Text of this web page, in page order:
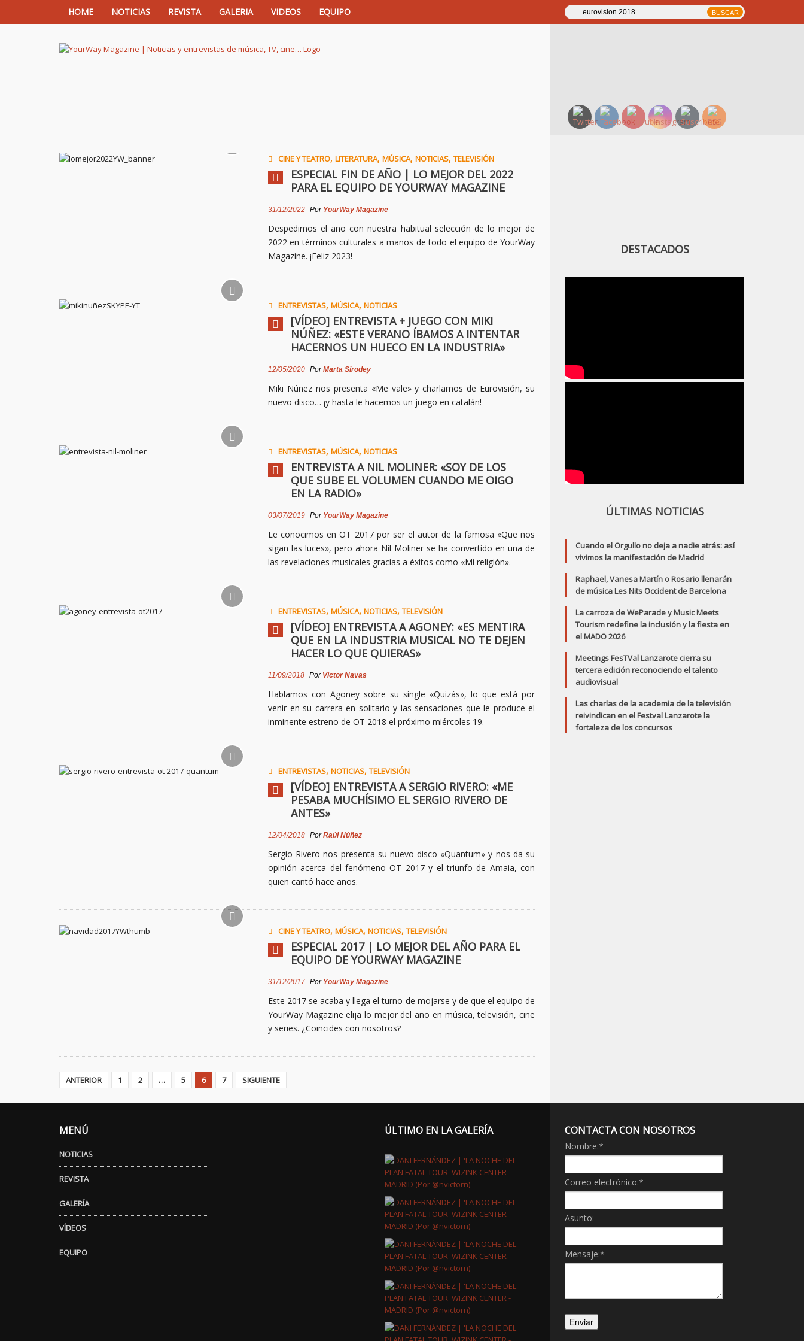
HOME NOTICIAS REVISTA GALERIA VIDEOS EQUIPO
CINE Y TEATRO, LITERATURA, MÚSICA, NOTICIAS, TELEVISIÓN
ESPECIAL FIN DE AÑO | LO MEJOR DEL 2022
PARA EL EQUIPO DE YOURWAY MAGAZINE
31/12/2022 Por YourWay Magazine
Despedimos el año con nuestra habitual selección de lo mejor de
2022 en términos culturales a manos de todo el equipo de YourWay
Magazine. ¡Feliz 2023!
ENTREVISTAS, MÚSICA, NOTICIAS
[VÍDEO] ENTREVISTA + JUEGO CON MIKI
NÚÑEZ: «ESTE VERANO ÍBAMOS A INTENTAR
HACERNOS UN HUECO EN LA INDUSTRIA»
12/05/2020 PorMarta Sirodey
Miki Núñez nos presenta «Me vale» y charlamos de Eurovisión, su
nuevo disco… ¡y hasta le hacemos un juego en catalán!
ENTREVISTAS, MÚSICA, NOTICIAS
ENTREVISTA A NIL MOLINER: «SOY DE LOS
QUE SUBE EL VOLUMEN CUANDO ME OIGO
EN LA RADIO»
03/07/2019 Por YourWay Magazine
Le conocimos en OT 2017 por ser el autor de la famosa «Que nos
sigan las luces», pero ahora Nil Moliner se ha convertido en una de
las revelaciones musicales gracias a éxitos como «Mi religión».
ENTREVISTAS, MÚSICA, NOTICIAS, TELEVISIÓN
[VÍDEO] ENTREVISTA A AGONEY: «ES MENTIRA
QUE EN LA INDUSTRIA MUSICAL NO TE DEJEN
HACER LO QUE QUIERAS»
11/09/2018 Por Víctor Navas
Hablamos con Agoney sobre su single «Quizás», lo que está por
venir en su carrera en solitario y las sensaciones que le produce el
inminente estreno de OT 2018 el próximo miércoles 19.
ENTREVISTAS, NOTICIAS, TELEVISIÓN
[VÍDEO] ENTREVISTA A SERGIO RIVERO: «ME
PESABA MUCHÍSIMO EL SERGIO RIVERO DE
ANTES»
12/04/2018 PorRaúl Núñez
Sergio Rivero nos presenta su nuevo disco «Quantum» y nos da su
opinión acerca del fenómeno OT 2017 y el triunfo de Amaia, con
quien cantó hace años.
CINE Y TEATRO, MÚSICA, NOTICIAS, TELEVISIÓN
ESPECIAL 2017 | LO MEJOR DEL AÑO PARA EL
EQUIPO DE YOURWAY MAGAZINE
31/12/2017 Por YourWay Magazine
Este 2017 se acaba y llega el turno de mojarse y de que el equipo de
YourWay Magazine elija lo mejor del año en música, televisión, cine
y series. ¿Coincides con nosotros?
ANTERIOR 1 2 … 5 6 7 SIGUIENTE
DESTACADOS
ÚLTIMAS NOTICIAS
Cuando el Orgullo no deja a nadie atrás: así
vivimos la manifestación de Madrid
Raphael, Vanesa Martín o Rosario llenarán
de música Les Nits Occident de Barcelona
La carroza de WeParade y Music Meets
Tourism redefine la inclusión y la fiesta en
el MADO 2026
Meetings FesTVal Lanzarote cierra su
tercera edición reconociendo el talento
audiovisual
Las charlas de la academia de la televisión
reivindican en el Festval Lanzarote la
fortaleza de los concursos
MENÚ
NOTICIAS
REVISTA
GALERÍA
VÍDEOS
EQUIPO
ÚLTIMO EN LA GALERÍA CONTACTA CON NOSOTROS
Nombre:*
Correo electrónico:*
Asunto:
Mensaje:*